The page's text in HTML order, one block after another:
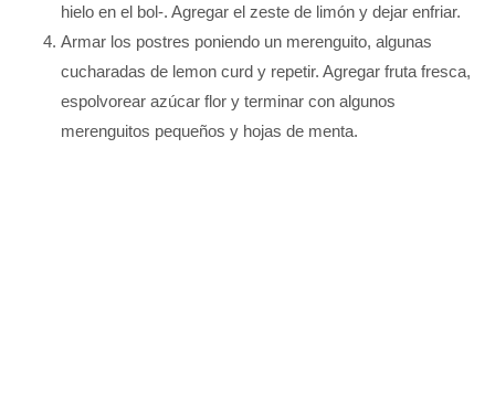
hielo en el bol-. Agregar el zeste de limón y dejar enfriar.
Armar los postres poniendo un merenguito, algunas
cucharadas de lemon curd y repetir. Agregar fruta fresca,
espolvorear azúcar flor y terminar con algunos
merenguitos pequeños y hojas de menta.